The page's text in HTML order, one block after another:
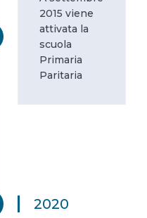
2015 viene
attivata la
scuola
Primaria
Paritaria
2020